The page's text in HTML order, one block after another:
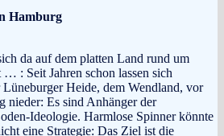
Hamburg
da auf dem platten Land rund um
: Seit Jahren schon lassen sich
Heide, dem Wendland, vor
nieder: Es sind Anhänger der
Ideologie. Harmlose Spinner könnte
eine Strategie: Das Ziel ist die